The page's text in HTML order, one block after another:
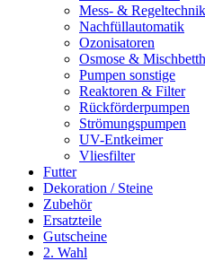
Mess- & Regeltechnik
Nachfüllautomatik
Ozonisatoren
Osmose &
Pumpen sonstige
Reaktoren & Filter
Rückförderpumpen
Strömungspumpen
UV-Entkeimer
Vliesfilter
Futter
Dekoration / Steine
Zubehör
Ersatzteile
Gutscheine
2. Wahl